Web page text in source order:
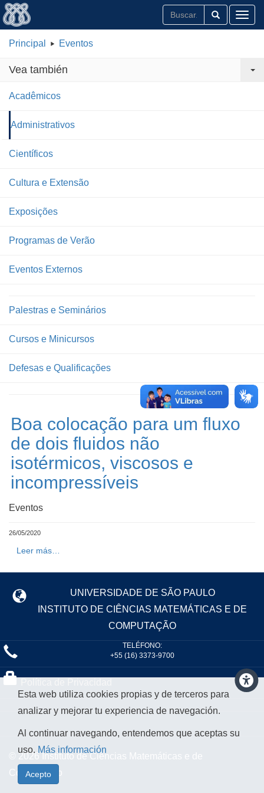
Principal Eventos
Vea también
Acadêmicos
Administrativos
Científicos
Cultura e Extensão
Exposições
Programas de Verão
Eventos Externos
Palestras e Seminários
Cursos e Minicursos
Defesas e Qualificações
Boa colocação para um fluxo
de dois fluidos não
isotérmicos, viscosos e
incompressíveis
Eventos
26/05/2020
Leer más…
UNIVERSIDADE DE SÃO PAULO
INSTITUTO DE CIÊNCIAS MATEMÁTICAS E DE
COMPUTAÇÃO
TELÉFONO:
+55 (16) 3373-9700
© 2026 Instituto de Ciências Matemáticas e de
Computação
Esta web utiliza cookies propias y de terceros para
analizar y mejorar tu experiencia de navegación.
Al continuar navegando, entendemos que aceptas su
uso. Más información
Acepto